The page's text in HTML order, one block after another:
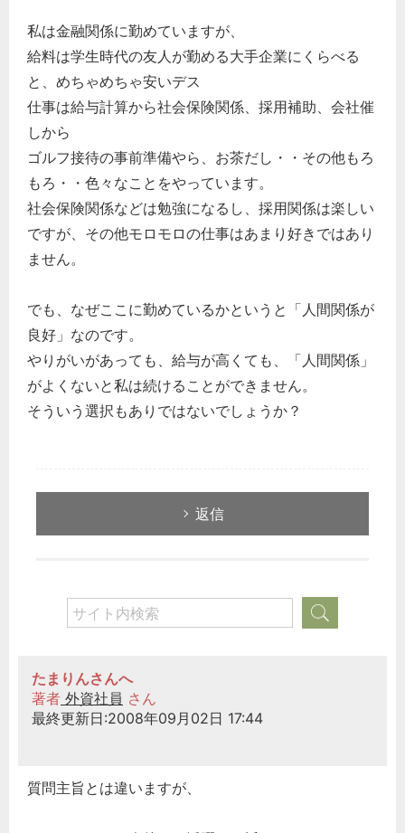
私は金融関係に勤めていますが、
給料は学生時代の友人が勤める大手企業にくらべる
と、めちゃめちゃ安いデス
仕事は給与計算から社会保険関係、採用補助、会社催
しから
ゴルフ接待の事前準備やら、お茶だし・・その他もろ
もろ・・色々なことをやっています。
社会保険関係などは勉強になるし、採用関係は楽しい
ですが、その他モロモロの仕事はあまり好きではあり
ません。
でも、なぜここに勤めているかというと「人間関係が
良好」なのです。
やりがいがあっても、給与が高くても、「人間関係」
がよくないと私は続けることができません。
そういう選択もありではないでしょうか？
返信
たまりんさんへ
著者 外資社員 さん
最終更新日:2008年09月02日 17:44
質問主旨とは違いますが、